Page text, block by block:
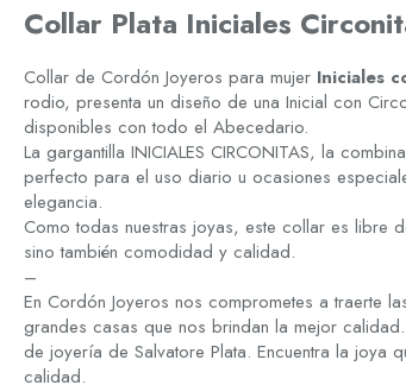
Collar Plata Iniciales
Collar de Cordón Joyeros para mujer Iniciales
rodio, presenta un diseño de una Inicial con
disponibles con todo el Abecedario.
La gargantilla INICIALES CIRCONITAS, la
perfecto para el uso diario u ocasiones
elegancia.
Como todas nuestras joyas, este collar es libre
sino también comodidad y calidad.
–
En Cordón Joyeros nos comprometes a traerte
grandes casas que nos brindan la mejor
de joyería de Salvatore Plata. Encuentra la joya
calidad.